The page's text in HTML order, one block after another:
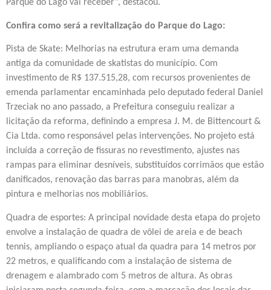
Confira como será a revitalização do Parque do Lago:
Pista de Skate: Melhorias na estrutura eram uma demanda
antiga da comunidade de skatistas do município. Com
investimento de R$ 137.515,28, com recursos provenientes de
emenda parlamentar encaminhada pelo deputado federal Daniel
Trzeciak no ano passado, a Prefeitura conseguiu realizar a
licitação da reforma, definindo a empresa J. M. de Bittencourt &
Cia Ltda. como responsável pelas intervenções. No projeto está
incluída a correção de fissuras no revestimento, ajustes nas
rampas para eliminar desníveis, substituídos corrimãos que estão
danificados, renovação das barras para manobras, além da
pintura e melhorias nos mobiliários.
Quadra de esportes: A principal novidade desta etapa do projeto
envolve a instalação de quadra de vôlei de areia e de beach
tennis, ampliando o espaço atual da quadra para 14 metros por
22 metros, e qualificando com a instalação de sistema de
drenagem e alambrado com 5 metros de altura. As obras